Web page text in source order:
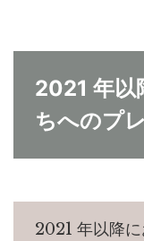
2021 年以
ちへのプ
2021 年以降